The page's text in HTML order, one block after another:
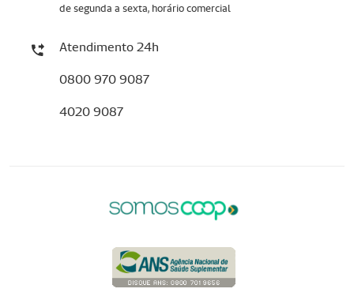
de segunda a sexta, horário comercial
Atendimento 24h
0800 970 9087
4020 9087